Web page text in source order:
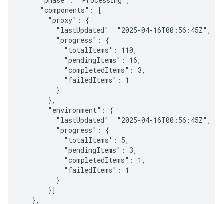
     "components": [
       "proxy": {
         "lastUpdated": "2025-04-16T00:56:45Z",
         "progress": {
           "totalItems": 110,
           "pendingItems": 16,
           "completedItems": 3,
           "failedItems": 1
         }
       },
       "environment": {
         "lastUpdated": "2025-04-16T00:56:45Z",
         "progress": {
           "totalItems": 5,
           "pendingItems": 3,
           "completedItems": 1,
           "failedItems": 1
         }
       }]
   },